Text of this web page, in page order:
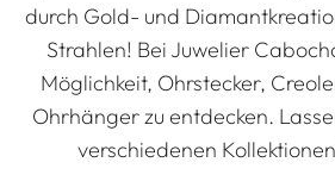
durch Gold- und
Strahlen! Bei Juwelier
Möglichkeit, Ohrstecker,
Ohrhänger zu entdecken.
verschiedenen